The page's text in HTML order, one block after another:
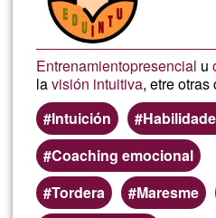
Entrenamientopresencial u
lavisión intuitiva, etre
Intuición
Coaching emocional
Tordera
Maresme